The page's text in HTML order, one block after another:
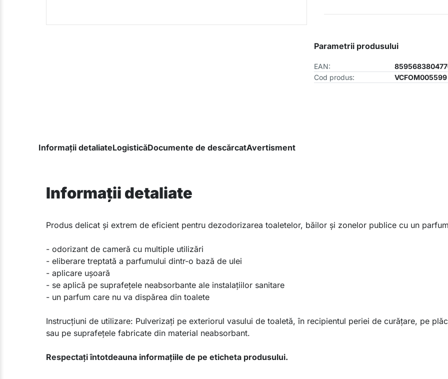
Parametrii produsului
EAN:
Cod produs:
VCFOM005599
Informații detaliateLogisticăDocumente de descărcatAvertisment
Informații detaliate
​Produs delicat și extrem de eficient pentru dezodorizarea toaletelor, băilor și zonelor publice cu un
- odorizant de cameră cu multiple utilizări
- eliberare treptată a parfumului dintr-o bază de ulei
- aplicare ușoară
- se aplică pe suprafețele neabsorbante ale instalațiilor sanitare
- un parfum care nu va dispărea din toalete
Instrucțiuni de utilizare: Pulverizați pe exteriorul vasului de toaletă, în recipientul periei de curățare, pe
sau pe suprafețele fabricate din material neabsorbant.​
Respectați întotdeauna informațiile de pe eticheta produsului.